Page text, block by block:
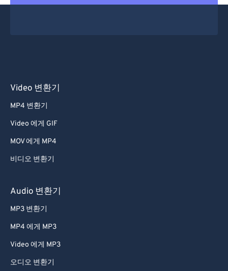
Video 변환기
MP4 변환기
Video 에게 GIF
MOV 에게 MP4
비디오 변환기
Audio 변환기
MP3 변환기
MP4 에게 MP3
Video 에게 MP3
오디오 변환기